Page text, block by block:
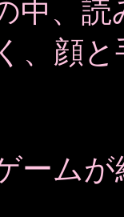
中、
、顔
ームが